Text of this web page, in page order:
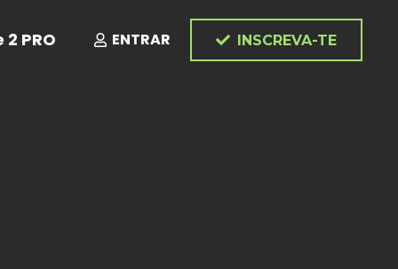
PRO ENTRAR INSCREVA-TE